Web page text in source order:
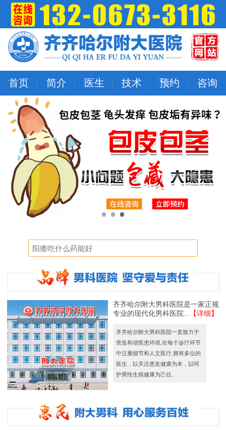
首页 简介 医生 技术 预约 咨询
齐齐哈尔附大男科医院是一家正规
专业的现代化男科医院...
【详细】
齐齐哈尔附大男科医院一直致力于
营造和谐医患环境,在每个诊疗环节
中注重细节和人文医疗,拥有多位的
医生，以关注患友健康为本，以呵
护男性生殖健康为己任。